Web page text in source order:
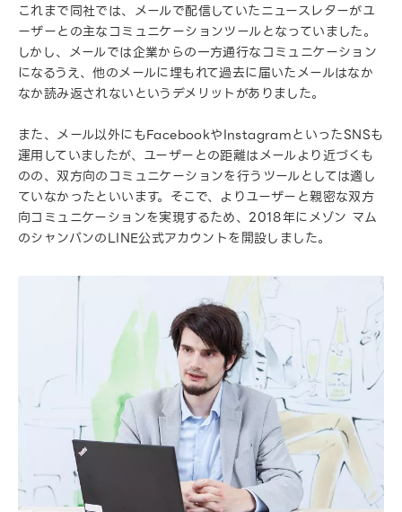
これまで同社では、メールで配信していたニュースレターがユ
ーザーとの主なコミュニケーションツールとなっていました。
しかし、メールでは企業からの一方通行なコミュニケーション
になるうえ、他のメールに埋もれて過去に届いたメールはなか
なか読み返されないというデメリットがありました。
また、メール以外にもFacebookやInstagramといったSNSも
運用していましたが、ユーザーとの距離はメールより近づくも
のの、双方向のコミュニケーションを行うツールとしては適し
ていなかったといいます。そこで、よりユーザーと親密な双方
向コミュニケーションを実現するため、2018年にメゾン マム
のシャンパンのLINE公式アカウントを開設しました。